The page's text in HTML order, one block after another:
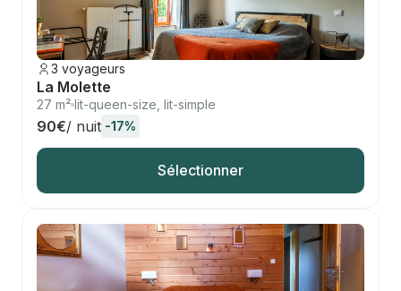
3 voyageurs
La Molette
27 m² lit-queen-size, lit-simple
90€/ nuit -17%
Sélectionner